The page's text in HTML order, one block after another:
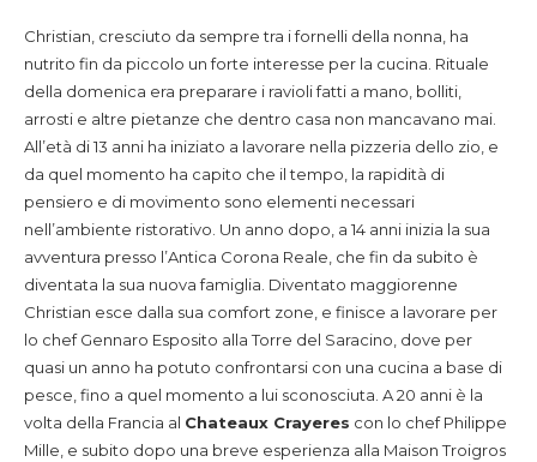
Christian, cresciuto da sempre tra i fornelli della nonna, ha
nutrito fin da piccolo un forte interesse per la cucina. Rituale
della domenica era preparare i ravioli fatti a mano, bolliti,
arrosti e altre pietanze che dentro casa non mancavano mai.
All’età di 13 anni ha iniziato a lavorare nella pizzeria dello zio, e
da quel momento ha capito che il tempo, la rapidità di
pensiero e di movimento sono elementi necessari
nell’ambiente ristorativo. Un anno dopo, a 14 anni inizia la sua
avventura presso l’Antica Corona Reale, che fin da subito è
diventata la sua nuova famiglia. Diventato maggiorenne
Christian esce dalla sua comfort zone, e finisce a lavorare per
lo chef Gennaro Esposito alla Torre del Saracino, dove per
quasi un anno ha potuto confrontarsi con una cucina a base di
pesce, fino a quel momento a lui sconosciuta. A 20 anni è la
volta della Francia al Chateaux Crayeres con lo chef Philippe
Mille, e subito dopo una breve esperienza alla Maison Troigros